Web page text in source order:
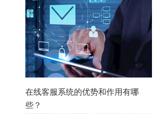
在线客服系统的优势和作用有哪
些？